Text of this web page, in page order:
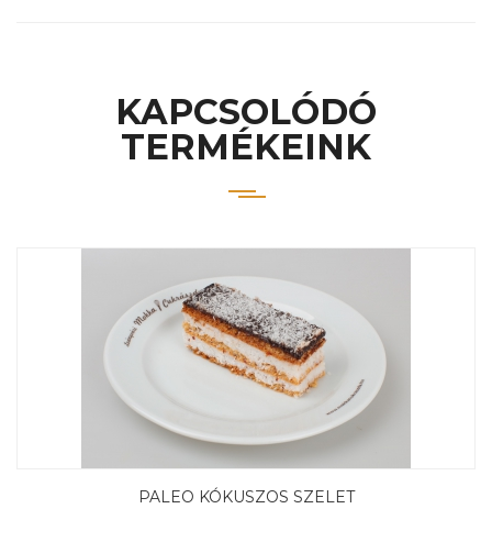
KAPCSOLÓDÓ
TERMÉKEINK
PALEO KÓKUSZOS SZELET